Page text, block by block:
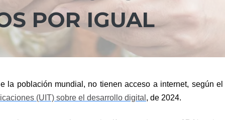
POR IGUAL
la población mundial, no tienen acceso a internet, según el
(UIT) sobre el desarrollo digital , de 2024.